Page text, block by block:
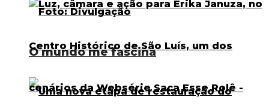
O mundo me fascina